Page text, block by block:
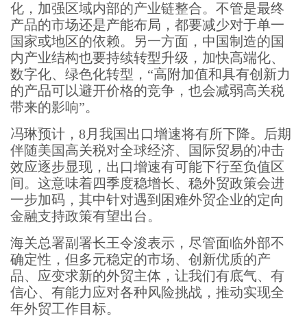
化，加强区域内部的产业链整合。不管是最终
产品的市场还是产能布局，都要减少对于单一
国家或地区的依赖。另一方面，中国制造的国
内产业结构也要持续转型升级，加快高端化、
数字化、绿色化转型，“高附加值和具有创新力
的产品可以避开价格的竞争，也会减弱高关税
带来的影响”。
冯琳预计，8月我国出口增速将有所下降。后期
伴随美国高关税对全球经济、国际贸易的冲击
效应逐步显现，出口增速有可能下行至负值区
间。这意味着四季度稳增长、稳外贸政策会进
一步加码，其中针对遇到困难外贸企业的定向
金融支持政策有望出台。
海关总署副署长王令浚表示，尽管面临外部不
确定性，但多元稳定的市场、创新优质的产
品、应变求新的外贸主体，让我们有底气、有
信心、有能力应对各种风险挑战，推动实现全
年外贸工作目标。